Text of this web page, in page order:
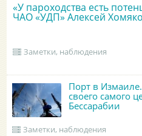
«У пароходства есть
ЧАО «УДП» Алексей
Заметки, наблюдения
Порт в
своего самого
Бессарабии
Заметки, наблюдения